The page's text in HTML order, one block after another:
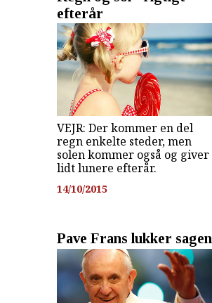
efterår
VEJR: Der kommer en del
regn enkelte steder, men
solen kommer også og giver
lidt lunere efterår.
14/10/2015
Pave Frans lukker sagen